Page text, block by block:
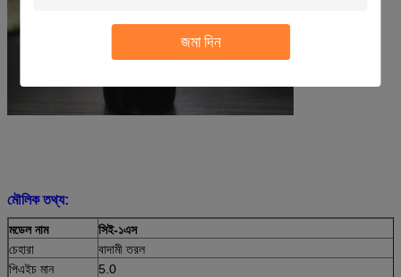
জমা দিন
মৌলিক তথ্য:
মডেল নাম
সিই-১এস
চেহারা
বাদামী তরল
পিএইচ মান
5.0